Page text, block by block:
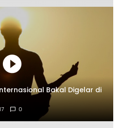
Bakal Digelar di
0